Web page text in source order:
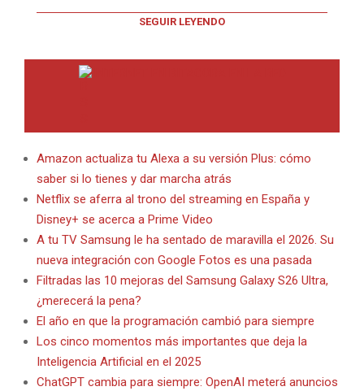
SEGUIR LEYENDO
Amazon actualiza tu Alexa a su versión Plus: cómo
saber si lo tienes y dar marcha atrás
Netflix se aferra al trono del streaming en España y
Disney+ se acerca a Prime Video
A tu TV Samsung le ha sentado de maravilla el 2026. Su
nueva integración con Google Fotos es una pasada
Filtradas las 10 mejoras del Samsung Galaxy S26 Ultra,
¿merecerá la pena?
El año en que la programación cambió para siempre
Los cinco momentos más importantes que deja la
Inteligencia Artificial en el 2025
ChatGPT cambia para siempre: OpenAI meterá anuncios